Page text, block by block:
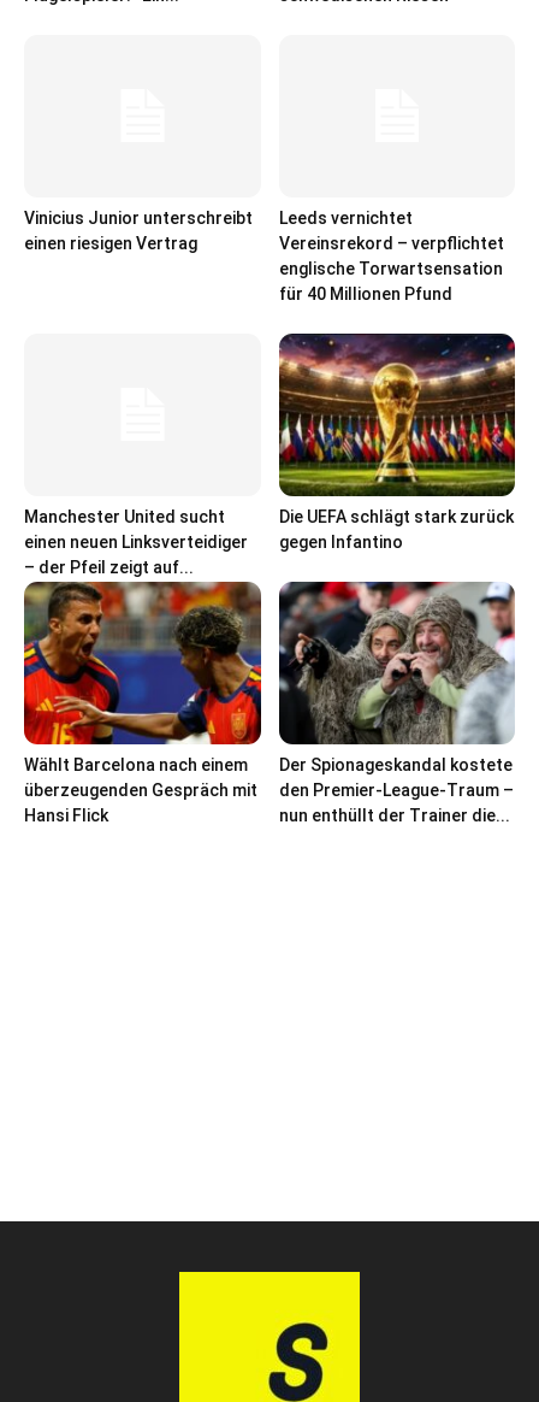
Vinicius Junior unterschreibt
einen riesigen Vertrag
Leeds vernichtet
Vereinsrekord – verpflichtet
englische Torwartsensation
für 40 Millionen Pfund
Manchester United sucht
einen neuen Linksverteidiger
– der Pfeil zeigt auf...
Die UEFA schlägt stark zurück
gegen Infantino
Wählt Barcelona nach einem
überzeugenden Gespräch mit
Hansi Flick
Der Spionageskandal kostete
den Premier-League-Traum –
nun enthüllt der Trainer die...